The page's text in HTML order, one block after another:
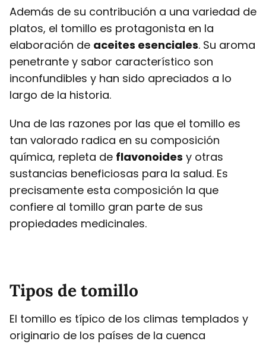
Además de su contribución a una variedad de
platos, el tomillo es protagonista en la
elaboración de aceites esenciales. Su aroma
penetrante y sabor característico son
inconfundibles y han sido apreciados a lo
largo de la historia.
Una de las razones por las que el tomillo es
tan valorado radica en su composición
química, repleta de flavonoides y otras
sustancias beneficiosas para la salud. Es
precisamente esta composición la que
confiere al tomillo gran parte de sus
propiedades medicinales.
Tipos de tomillo
El tomillo es típico de los climas templados y
originario de los países de la cuenca